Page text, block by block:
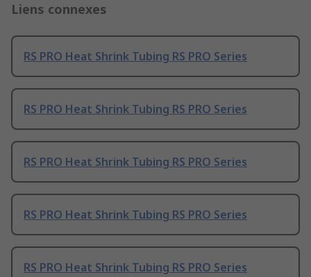
Liens connexes
RS PRO Heat Shrink Tubing RS PRO Series
RS PRO Heat Shrink Tubing RS PRO Series
RS PRO Heat Shrink Tubing RS PRO Series
RS PRO Heat Shrink Tubing RS PRO Series
RS PRO Heat Shrink Tubing RS PRO Series